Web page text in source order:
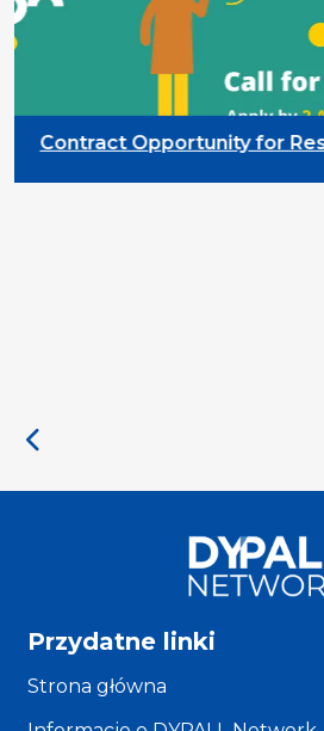
Contract Opportunity for
Priority
Przydatne linki
Strona główna